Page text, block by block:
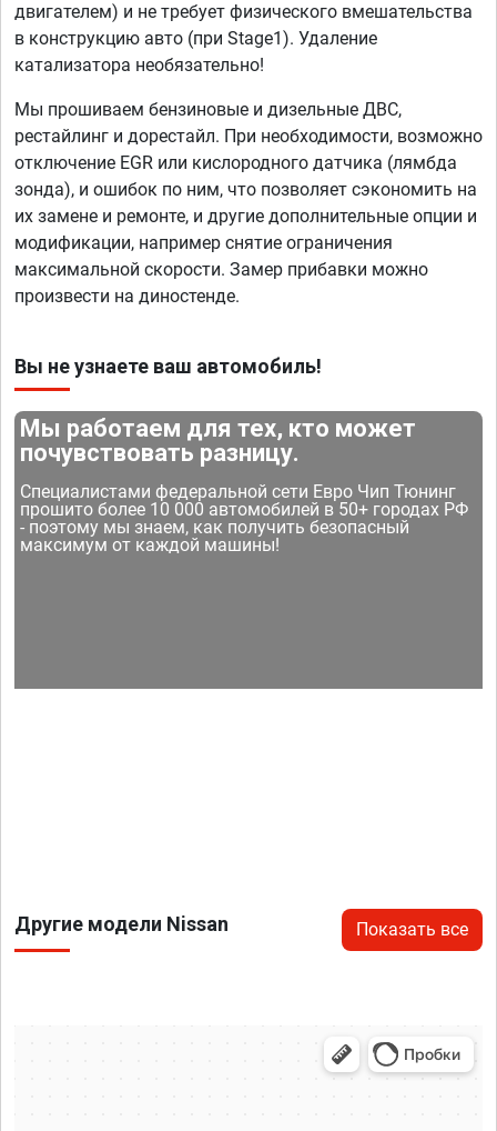
двигателем) и не требует физического вмешательства
в конструкцию авто (при Stage1). Удаление
катализатора необязательно!
Мы прошиваем бензиновые и дизельные ДВС,
рестайлинг и дорестайл. При необходимости, возможно
отключение EGR или кислородного датчика (лямбда
зонда), и ошибок по ним, что позволяет сэкономить на
их замене и ремонте, и другие дополнительные опции и
модификации, например снятие ограничения
максимальной скорости. Замер прибавки можно
произвести на диностенде.
Вы не узнаете ваш автомобиль!
Мы работаем для тех, кто может
почувствовать разницу.
Специалистами федеральной сети Евро Чип Тюнинг
прошито более 10 000 автомобилей в 50+ городах РФ
- поэтому мы знаем, как получить безопасный
максимум от каждой машины!
Другие модели Nissan Показать все